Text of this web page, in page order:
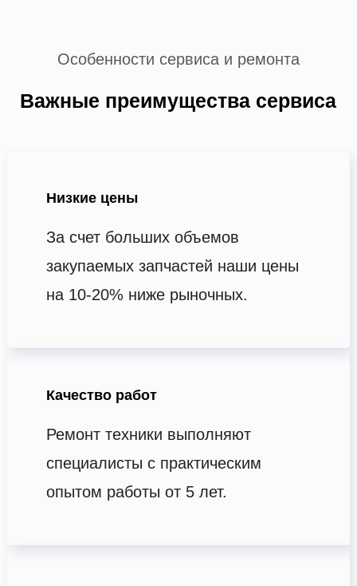
Особенности сервиса и ремонта
Важные преимущества сервиса
Низкие цены
За счет больших объемов
закупаемых запчастей наши цены
на 10-20% ниже рыночных.
Качество работ
Ремонт техники выполняют
специалисты с практическим
опытом работы от 5 лет.